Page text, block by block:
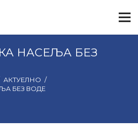
НАСЕЉА БЕЗ
АКТУЕЛНО /
БЕЗ ВОДЕ